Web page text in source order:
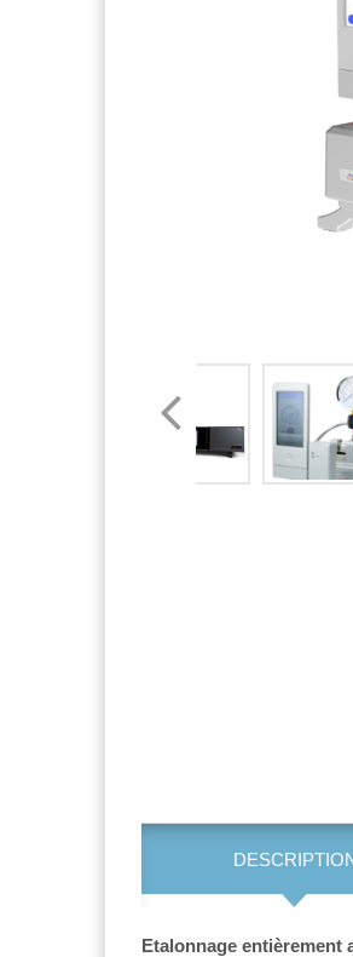
Etalonnage entièrement